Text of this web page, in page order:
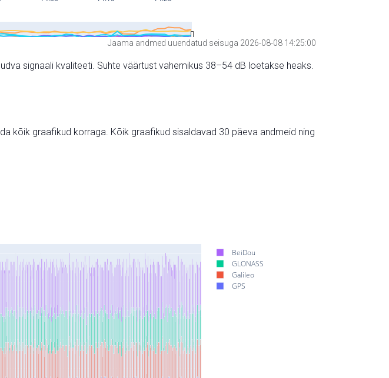
Jaama andmed uuendatud seisuga 2026-08-08 14:25:00
signaali kvaliteeti. Suhte väärtust vahemikus 38–54 dB loetakse heaks.
kõik graafikud korraga. Kõik graafikud sisaldavad 30 päeva andmeid ning
BeiDou
GLONASS
Galileo
GPS